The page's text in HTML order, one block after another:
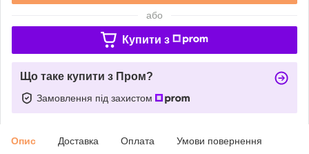
або
Купити з
Що таке купити з Пром?
Замовлення під захистом
Опис Доставка Оплата Умови повернення